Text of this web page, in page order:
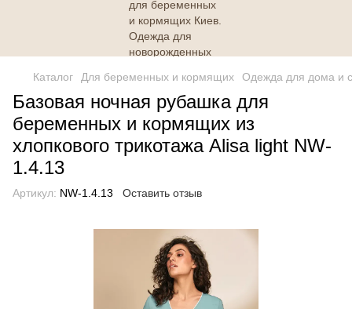
Каталог Для беременных и кормящих Одежда для дома и
Базовая ночная рубашка для
беременных и кормящих из
хлопкового трикотажа Alisa light NW-
1.4.13
Артикул: NW-1.4.13 Оставить отзыв